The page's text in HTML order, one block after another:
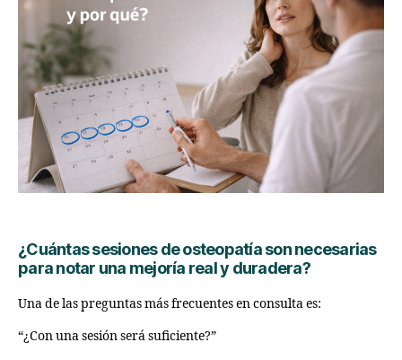
¿Cuántas sesiones de osteopatía son necesarias
para notar una mejoría real y duradera?
Una de las preguntas más frecuentes en consulta es:
“¿Con una sesión será suficiente?”